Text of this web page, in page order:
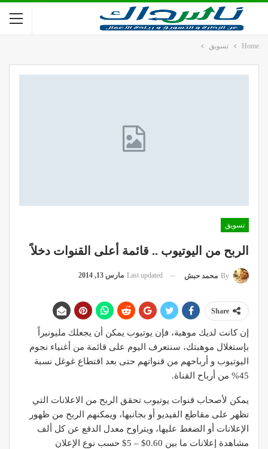
Home تسويق
تسويق
الربح من اليوتيوب .. قائمة أعلى القنوات دخلاً
By محمد حبش Last updated مارس 13, 2014
Share
إن كانت لديك موهبة، فإن يوتيوب يمكن أن يجعلك مليونيراً
بإستغلال موهبتك، سنتعرف اليوم على قائمة من أغنياء نجوم
اليوتيوب و أرباحهم من قنواتهم حتى بعد اقتطاع غوغل نسبة
45% من أرباح القناة.
يمكن لأصحاب قنوات يوتيوب تحقق الربح من الاعلانات التي
تظهر على مقاطع الفيديو أو بجانبها، ويمكنهم الربح من ظهور
الإعلانات أو الضغط عليها، ويتراوح معدل الدفع عن كل ألف
مشاهدة إعلانات ما بين 0.60$ – 5$ حسب نوع الإعلان